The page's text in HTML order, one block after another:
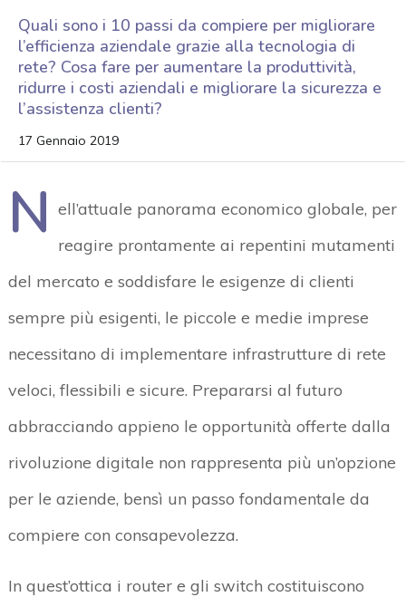
Quali sono i 10 passi da compiere per migliorare
l’efficienza aziendale grazie alla tecnologia di
rete? Cosa fare per aumentare la produttività,
ridurre i costi aziendali e migliorare la sicurezza e
l’assistenza clienti?
17 Gennaio 2019
N ell’attuale panorama economico globale, per
reagire prontamente ai repentini mutamenti
del mercato e soddisfare le esigenze di clienti
sempre più esigenti, le piccole e medie imprese
necessitano di implementare infrastrutture di rete
veloci, flessibili e sicure. Prepararsi al futuro
abbracciando appieno le opportunità offerte dalla
rivoluzione digitale non rappresenta più un’opzione
per le aziende, bensì un passo fondamentale da
compiere con consapevolezza.
In quest’ottica i router e gli switch costituiscono